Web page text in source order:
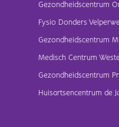
Gezondheidscentrum
Fysio Donders
Gezondheidscentrum
Medisch Centrum
Gezondheidscentrum
Huisartsencentrum de